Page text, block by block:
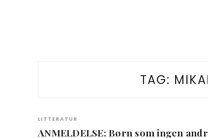
TAG:
LITTERATUR
ANMELDELSE: Børn som ingen